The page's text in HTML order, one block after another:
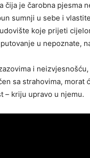
čija je čarobna pjesma
sumnji u sebe i
koje prijeti
u nepoznate,
i
sa strahovima, morat
– kriju upravo u njemu.